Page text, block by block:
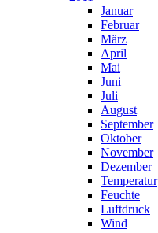
Januar
Februar
März
April
Mai
Juni
Juli
August
September
Oktober
November
Dezember
Temperatur
Feuchte
Luftdruck
Wind